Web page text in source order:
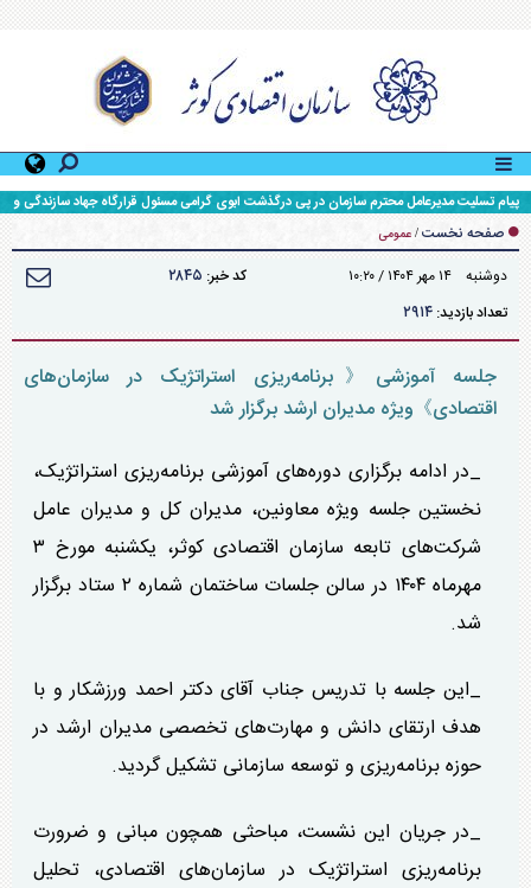
پیام تسلیت مدیرعامل محترم سازمان در پی درگذشت ابوی گرامی مسئول قرارگاه جهاد سازندگی و
محرومیت زدایی سپاه حضرت ولی عصر (عج) خوزستان
صفحه نخست / عمومی
دوشنبه ۱۴ مهر ۱۴۰۴ / ۱۰:۲۰ کد خبر: ۲۸۴۵
تعداد بازدید: ۲۹۱۴
جلسه آموزشی《برنامه‌ریزی استراتژیک در سازمان‌های
اقتصادی》ویژه مدیران ارشد برگزار شد
_در ادامه برگزاری دوره‌های آموزشی برنامه‌ریزی استراتژیک،
نخستین جلسه ویژه معاونین، مدیران کل و مدیران عامل
شرکت‌های تابعه سازمان اقتصادی کوثر، یکشنبه مورخ ۳
مهرماه ۱۴۰۴ در سالن جلسات ساختمان شماره ۲ ستاد برگزار
شد.
_این جلسه با تدریس جناب آقای دکتر احمد ورزشکار و با
هدف ارتقای دانش و مهارت‌های تخصصی مدیران ارشد در
حوزه برنامه‌ریزی و توسعه سازمانی تشکیل گردید.
_در جریان این نشست، مباحثی همچون مبانی و ضرورت
برنامه‌ریزی استراتژیک در سازمان‌های اقتصادی، تحلیل